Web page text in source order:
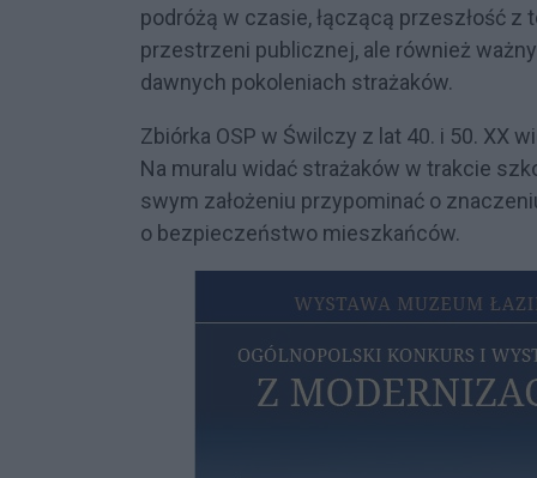
podróżą w czasie, łączącą przeszłość
przestrzeni publicznej, ale również
dawnych pokoleniach strażaków.
Zbiórka OSP w Świlczy z lat 40. i 50. XX
Na muralu widać strażaków w trakcie
swym założeniu przypominać o
o bezpieczeństwo mieszkańców.